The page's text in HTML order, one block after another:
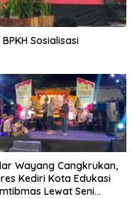
Sosialisasi
Wayang Cangkrukan,
Kediri Kota Edukasi
Lewat Seni